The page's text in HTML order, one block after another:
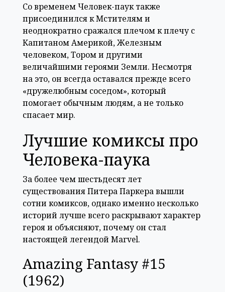
Со временем Человек-паук также
присоединился к Мстителям и
неоднократно сражался плечом к плечу с
Капитаном Америкой, Железным
человеком, Тором и другими
величайшими героями Земли. Несмотря
на это, он всегда оставался прежде всего
«дружелюбным соседом», который
помогает обычным людям, а не только
спасает мир.
Лучшие комиксы про
Человека-паука
За более чем шестьдесят лет
существования Питера Паркера вышли
сотни комиксов, однако именно несколько
историй лучше всего раскрывают характер
героя и объясняют, почему он стал
настоящей легендой Marvel.
Amazing Fantasy #15
(1962)